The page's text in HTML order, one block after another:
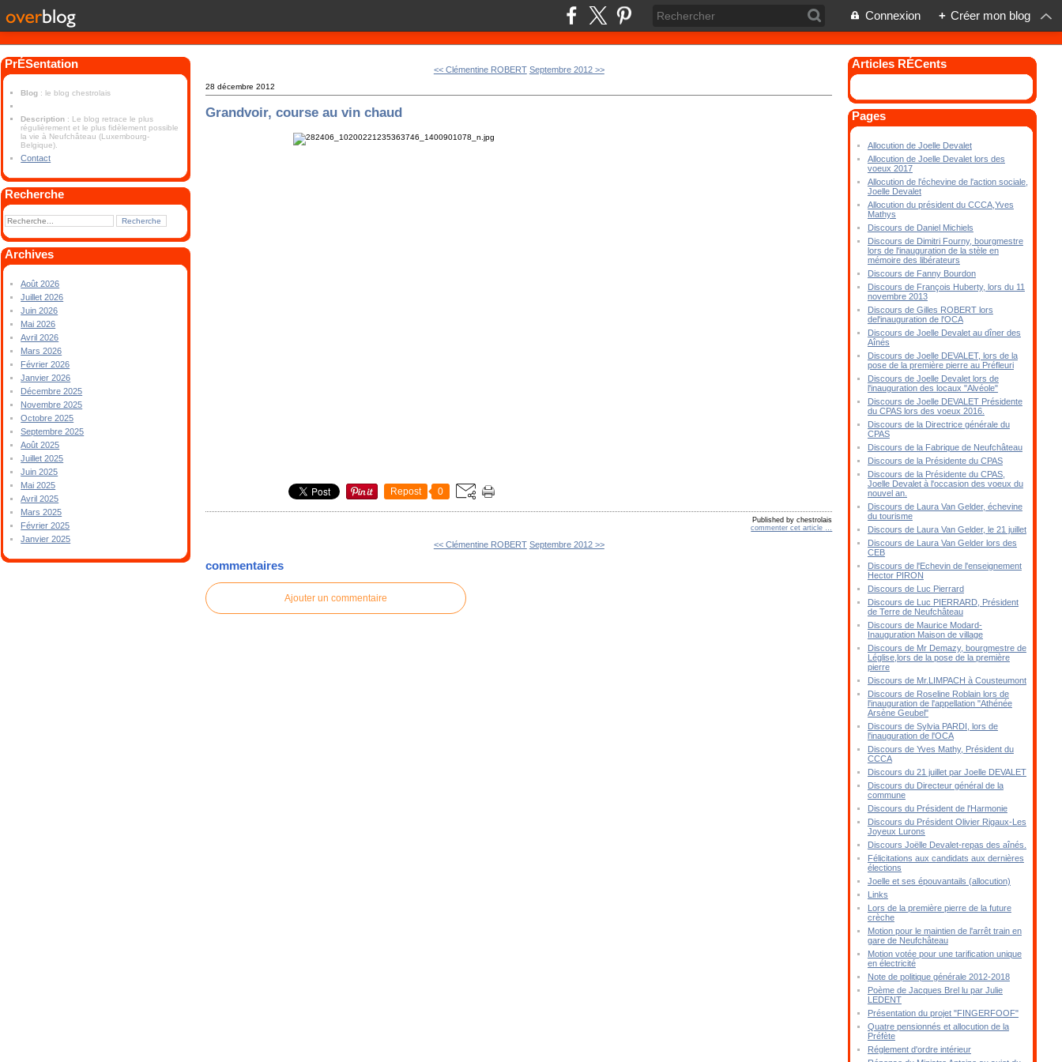
Connexion + Créer mon blog
PrÉSentation
Blog : le blog chestrolais
Description : Le blog retrace le plus
régulièrement et le plus fidèlement possible
la vie à Neufchâteau (Luxembourg-
Belgique).
Contact
Recherche
Archives
Août 2026
Juillet 2026
Juin 2026
Mai 2026
Avril 2026
Mars 2026
Février 2026
Janvier 2026
Décembre 2025
Novembre 2025
Octobre 2025
Septembre 2025
Août 2025
Juillet 2025
Juin 2025
Mai 2025
Avril 2025
Mars 2025
Février 2025
Janvier 2025
<< Clémentine ROBERT Septembre 2012 >>
28 décembre 2012
Grandvoir, course au vin chaud
Repost 0
Published by chestrolais
commenter cet article
<< Clémentine ROBERT Septembre 2012 >>
commentaires
Ajouter un commentaire
Articles RÉCents
Pages
Allocution de Joelle Devalet
Allocution de Joelle Devalet lors des
voeux 2017
Allocution de l'échevine de l'action sociale,
Joelle Devalet
Allocution du président du CCCA,Yves
Mathys
Discours de Daniel Michiels
Discours de Dimitri Fourny, bourgmestre
lors de l'inauguration de la stèle en
mémoire des libérateurs
Discours de Fanny Bourdon
Discours de François Huberty, lors du 11
novembre 2013
Discours de Gilles ROBERT lors
del'inauguration de l'OCA
Discours de Joelle Devalet au dîner des
Aînés
Discours de Joelle DEVALET, lors de la
pose de la première pierre au Préfleuri
Discours de Joelle Devalet lors de
l'inauguration des locaux "Alvéole"
Discours de Joelle DEVALET Présidente
du CPAS lors des voeux 2016.
Discours de la Directrice générale du
CPAS
Discours de la Fabrique de Neufchâteau
Discours de la Présidente du CPAS
Discours de la Présidente du CPAS,
Joelle Devalet à l'occasion des voeux du
nouvel an.
Discours de Laura Van Gelder, échevine
du tourisme
Discours de Laura Van Gelder, le 21 juillet
Discours de Laura Van Gelder lors des
CEB
Discours de l'Echevin de l'enseignement
Hector PIRON
Discours de Luc Pierrard
Discours de Luc PIERRARD, Président
de Terre de Neufchâteau
Discours de Maurice Modard-
Inauguration Maison de village
Discours de Mr Demazy, bourgmestre de
Léglise,lors de la pose de la première
pierre
Discours de Mr.LIMPACH à Cousteumont
Discours de Roseline Roblain lors de
l'inauguration de l'appellation "Athénée
Arsène Geubel"
Discours de Sylvia PARDI, lors de
l'inauguration de l'OCA
Discours de Yves Mathy, Président du
CCCA
Discours du 21 juillet par Joelle DEVALET
Discours du Directeur général de la
commune
Discours du Président de l'Harmonie
Discours du Président Olivier Rigaux-Les
Joyeux Lurons
Discours Joëlle Devalet-repas des aînés.
Félicitations aux candidats aux dernières
élections
Joelle et ses épouvantails (allocution)
Links
Lors de la première pierre de la future
crèche
Motion pour le maintien de l'arrêt train en
gare de Neufchâteau
Motion votée pour une tarification unique
en électricité
Note de politique générale 2012-2018
Poème de Jacques Brel lu par Julie
LEDENT
Présentation du projet "FINGERFOOF"
Quatre pensionnés et allocution de la
Préfète
Réglement d'ordre intérieur